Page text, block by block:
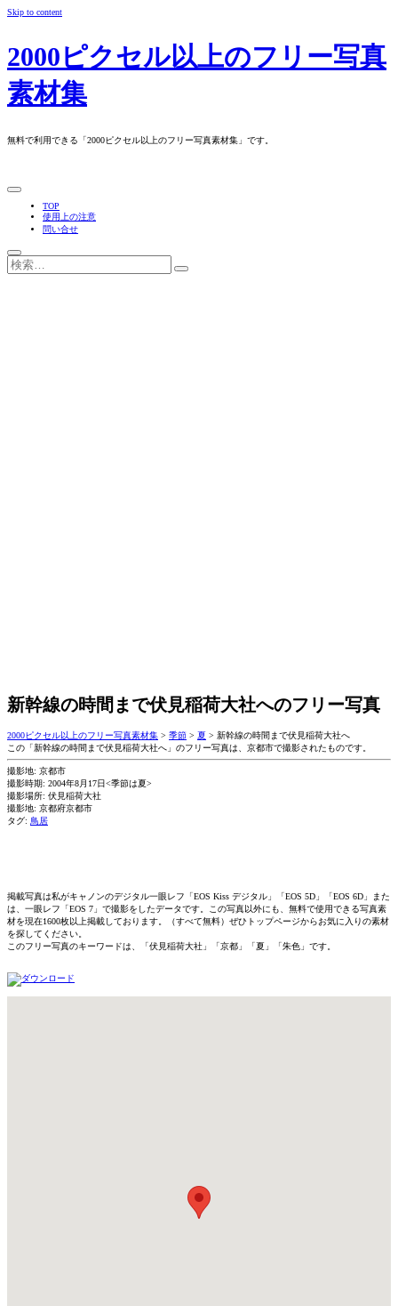
Skip to content
2000ピクセル以上のフリー写真
素材集
無料で利用できる「2000ピクセル以上のフリー写真素材集」です。
TOP
使用上の注意
問い合せ
新幹線の時間まで伏見稲荷大社へのフリー写真
2000ピクセル以上のフリー写真素材集 > 季節 > 夏 > 新幹線の時間まで伏見稲荷大社へ
この「新幹線の時間まで伏見稲荷大社へ」のフリー写真は、京都市で撮影されたものです。
撮影地: 京都市
撮影時期: 2004年8月17日<季節は夏>
撮影場所: 伏見稲荷大社
撮影地: 京都府京都市
タグ: 鳥居
掲載写真は私がキャノンのデジタル一眼レフ「EOS Kiss デジタル」「EOS 5D」「EOS 6D」また
は、一眼レフ「EOS 7」で撮影をしたデータです。この写真以外にも、無料で使用できる写真素
材を現在1600枚以上掲載しております。（すべて無料）ぜひトップページからお気に入りの素材
を探してください。
このフリー写真のキーワードは、「伏見稲荷大社」「京都」「夏」「朱色」です。